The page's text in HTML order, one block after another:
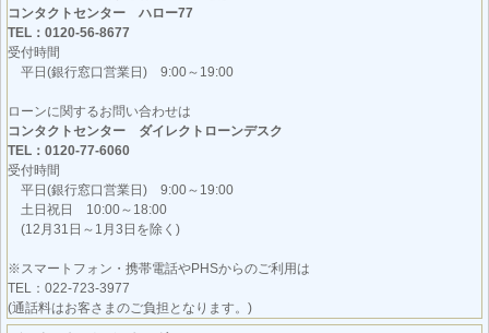
コンタクトセンター ハロー77
TEL：0120-56-8677
受付時間
平日(銀行窓口営業日) 9:00～19:00
ローンに関するお問い合わせは
コンタクトセンター ダイレクトローンデスク
TEL：0120-77-6060
受付時間
平日(銀行窓口営業日) 9:00～19:00
土日祝日 10:00～18:00
(12月31日～1月3日を除く)
※スマートフォン・携帯電話やPHSからのご利用は
TEL：022-723-3977
(通話料はお客さまのご負担となります。)